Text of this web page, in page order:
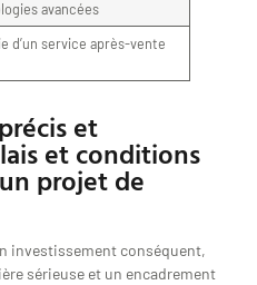
avancées
d’un service après-vente
et
et conditions
projet de
investissement conséquent,
sérieuse et un encadrement